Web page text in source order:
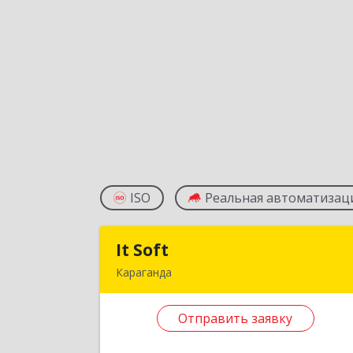
ISO Реальная
It Soft
Караганда
Отправить заявку
ул. Ермекова, дом 11/3, офис 6